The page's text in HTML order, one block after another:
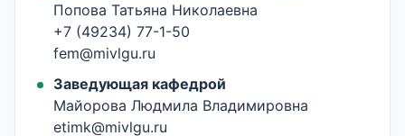
Попова Татьяна Николаевна
+7 (49234) 77-1-50
fem@mivlgu.ru
Заведующая кафедрой
Майорова Людмила Владимировна
etimk@mivlgu.ru